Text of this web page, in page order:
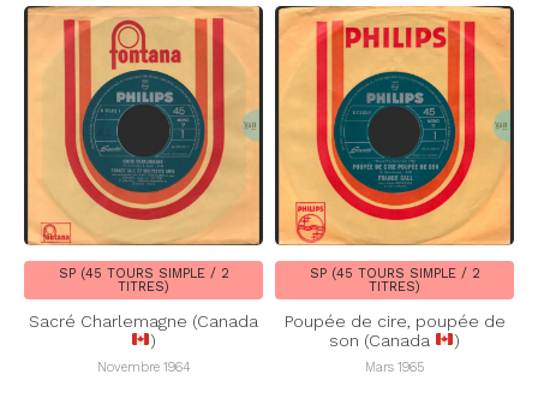
SP (45 TOURS SIMPLE / 2
TITRES)
Sacré Charlemagne (Canada
)
Novembre 1964
SP (45 TOURS SIMPLE / 2
TITRES)
Poupée de cire, poupée de
son (Canada
)
Mars 1965